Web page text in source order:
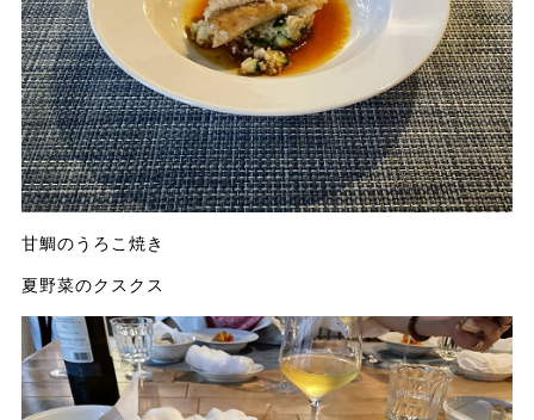
甘鯛のうろこ焼き
夏野菜のクスクス